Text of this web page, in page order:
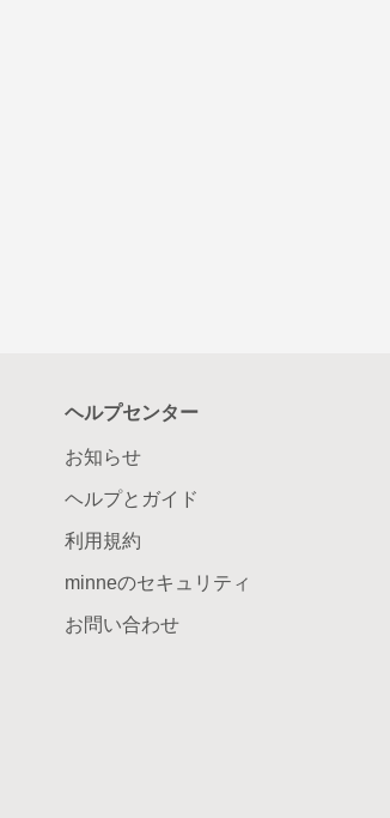
ヘルプセンター
お知らせ
ヘルプとガイド
利用規約
minneのセキュリティ
お問い合わせ